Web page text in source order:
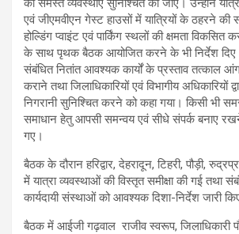
की समस्त व्यवस्थाएं सुनिश्चित की जाएं। उन्होंने
एवं जीएमवीएन गेस्ट हाउसों में यात्रियों के ठहरने की
होल्डिंग प्वाइंट एवं पार्किंग स्थलों की क्षमता विकसित
के साथ पृथक बैठक आयोजित करने के भी निर्देश दिए।
संबंधित नितांत आवश्यक कार्यों के प्रस्ताव तत्काल
कराने तथा जिलाधिकारियों एवं विभागीय अधिकारियों
निगरानी सुनिश्चित करने को कहा गया। किसी भी
समाधान हेतु आपसी समन्वय एवं सीधे संपर्क बनाए
गए।
बैठक के दौरान हरिद्वार, देहरादून, टिहरी, पौड़ी,
में यात्रा व्यवस्थाओं की विस्तृत समीक्षा की गई तथा
कार्यदायी संस्थाओं को आवश्यक दिशा-निर्देश जारी
बैठक में आईजी गढ़वाल राजीव स्वरूप, जिलाधिकारी